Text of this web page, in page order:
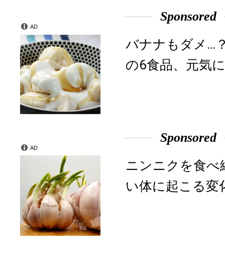
Sponsored
バナナもダメ…
の6食品、元気
AD
Sponsored
ニンニクを食
い体に起こる変
AD